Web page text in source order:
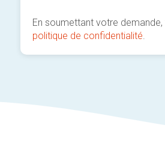
En soumettant votre
politique de confidentialité.